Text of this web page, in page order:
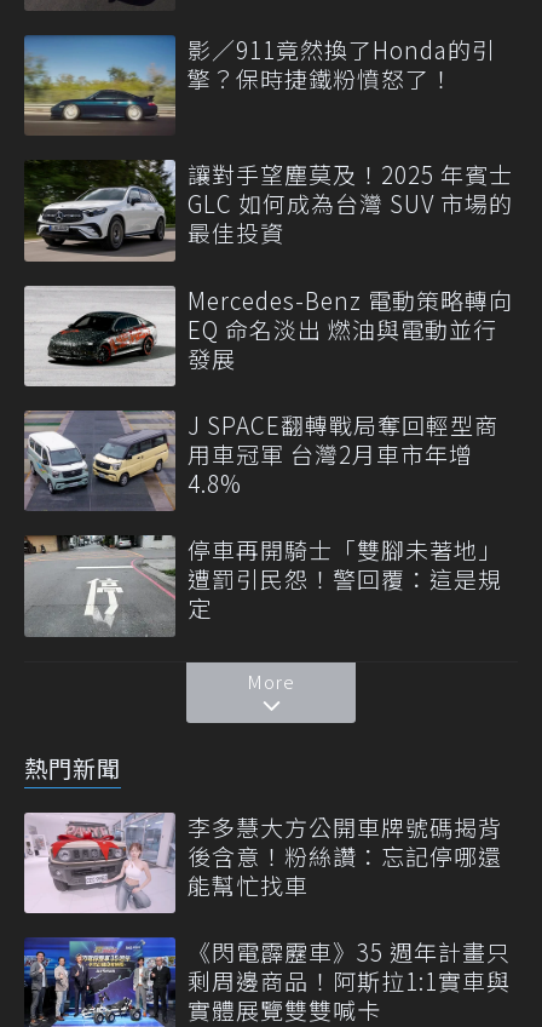
影／911竟然換了Honda的引
擎？保時捷鐵粉憤怒了！
讓對手望塵莫及！2025 年賓士
GLC 如何成為台灣 SUV 市場的
最佳投資
Mercedes-Benz 電動策略轉向
EQ 命名淡出 燃油與電動並行
發展
J SPACE翻轉戰局奪回輕型商
用車冠軍 台灣2月車市年增
4.8%
停車再開騎士「雙腳未著地」
遭罰引民怨！警回覆：這是規
定
More
熱門新聞
李多慧大方公開車牌號碼揭背
後含意！粉絲讚：忘記停哪還
能幫忙找車
《閃電霹靂車》35 週年計畫只
剩周邊商品！阿斯拉1:1實車與
實體展覽雙雙喊卡